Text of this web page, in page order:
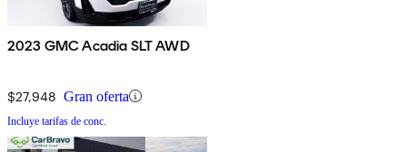
2023 GMC Acadia SLT AWD
$27,948 Gran oferta
Incluye tarifas de conc.